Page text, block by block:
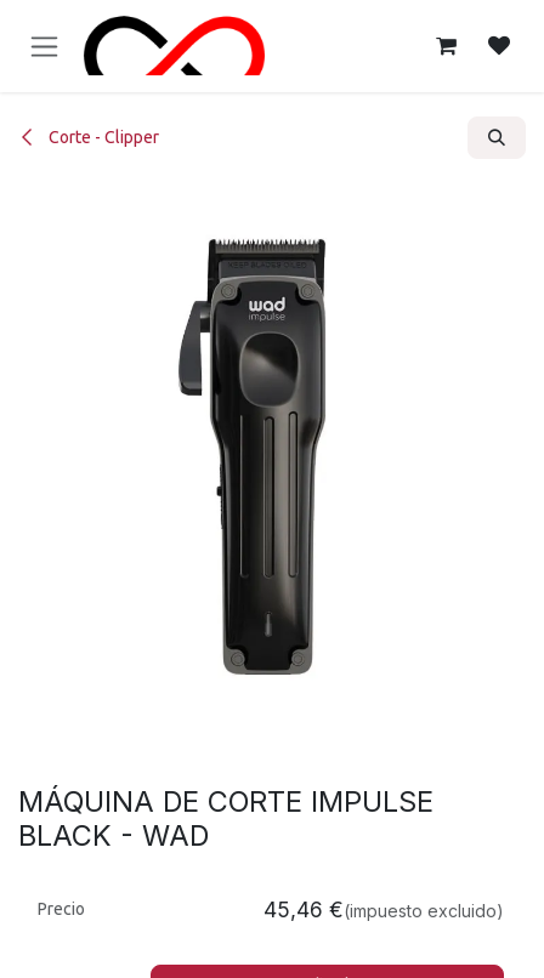
Corte - Clipper
MÁQUINA DE CORTE IMPULSE
BLACK - WAD
Precio 45,46 €(impuesto excluido)